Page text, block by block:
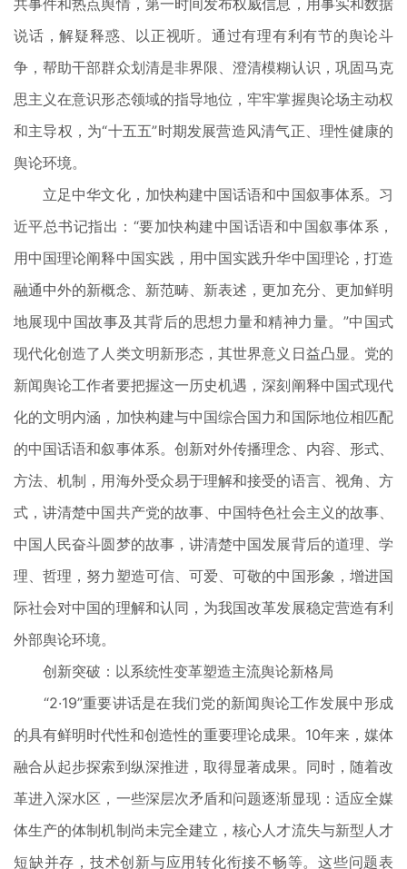
共事件和热点舆情，第一时间发布权威信息，用事实和数据
说话，解疑释惑、以正视听。通过有理有利有节的舆论斗
争，帮助干部群众划清是非界限、澄清模糊认识，巩固马克
思主义在意识形态领域的指导地位，牢牢掌握舆论场主动权
和主导权，为“十五五”时期发展营造风清气正、理性健康的
舆论环境。
立足中华文化，加快构建中国话语和中国叙事体系。习
近平总书记指出：“要加快构建中国话语和中国叙事体系，
用中国理论阐释中国实践，用中国实践升华中国理论，打造
融通中外的新概念、新范畴、新表述，更加充分、更加鲜明
地展现中国故事及其背后的思想力量和精神力量。”中国式
现代化创造了人类文明新形态，其世界意义日益凸显。党的
新闻舆论工作者要把握这一历史机遇，深刻阐释中国式现代
化的文明内涵，加快构建与中国综合国力和国际地位相匹配
的中国话语和叙事体系。创新对外传播理念、内容、形式、
方法、机制，用海外受众易于理解和接受的语言、视角、方
式，讲清楚中国共产党的故事、中国特色社会主义的故事、
中国人民奋斗圆梦的故事，讲清楚中国发展背后的道理、学
理、哲理，努力塑造可信、可爱、可敬的中国形象，增进国
际社会对中国的理解和认同，为我国改革发展稳定营造有利
外部舆论环境。
创新突破：以系统性变革塑造主流舆论新格局
“2·19”重要讲话是在我们党的新闻舆论工作发展中形成
的具有鲜明时代性和创造性的重要理论成果。10年来，媒体
融合从起步探索到纵深推进，取得显著成果。同时，随着改
革进入深水区，一些深层次矛盾和问题逐渐显现：适应全媒
体生产的体制机制尚未完全建立，核心人才流失与新型人才
短缺并存，技术创新与应用转化衔接不畅等。这些问题表